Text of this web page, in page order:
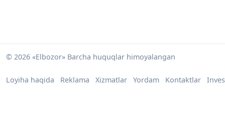
© 2026 «Elbozor» Barcha huquqlar himoyalangan
Loyiha haqida Reklama Xizmatlar Yordam Kontaktlar